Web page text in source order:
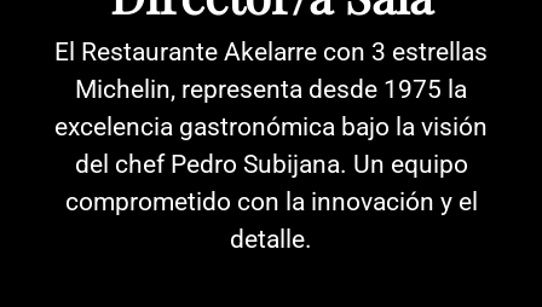
El Restaurante Akelarre con 3 estrellas
Michelin, representa desde 1975 la
excelencia gastronómica bajo la visión
del chef Pedro Subijana. Un equipo
comprometido con la innovación y el
detalle.